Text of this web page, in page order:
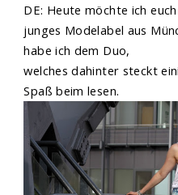
DE: Heute möchte ich euch
junges Modelabel aus
habe ich dem Duo,
welches dahinter steckt
Spaß beim lesen.